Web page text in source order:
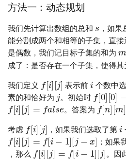
18. 删除链表的节点
19. 正则表达式匹配
20. 表示数值的字符串
21. 调整数组顺序使奇数位于
偶数前面
24. 反转链表
16. 不含重复字符的最长子字
符串
17. 含有所有字符的最短字符
串
18. 有效的回文
19. 最多删除一个字符得到回
20. 回文子字符串的个数
2.8. 环路检测
3.1. 三合一
3.2. 栈的最小值
3.3. 堆盘子
3.4. 化栈为队
3.5. 栈排序
3.6. 动物收容所
方法一：动态规划
我们先计算出数组的总和
，如
能分割成两个和相等的子集，直接
是偶数，我们记目标子集的和为
成了：是否存在一个子集，使得
我们定义
f[i][ j]
表示前 个数中
素的和恰好为
j
。初始时
f[0][0]
f[i][j]=false
。答案为
f[n][
考虑
f[i][ j]
，如果我们选取了第
f[i][j]=f[i−1][j−x]
；如果
，那么
f[i][j]= f[i−1] [j]
。因